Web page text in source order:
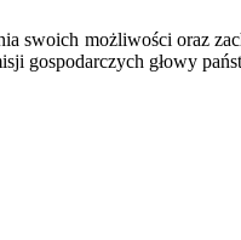
swoich możliwości oraz
gospodarczych głowy